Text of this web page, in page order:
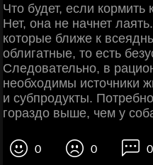
Что будет, если
Нет, она не начнет
которые ближе к
облигатные, то есть
Следовательно, в
необходимы источники
и субпродукты.
гораздо выше, чем у
0 0 0